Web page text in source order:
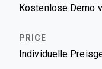
Kostenlose Demo
Individuelle